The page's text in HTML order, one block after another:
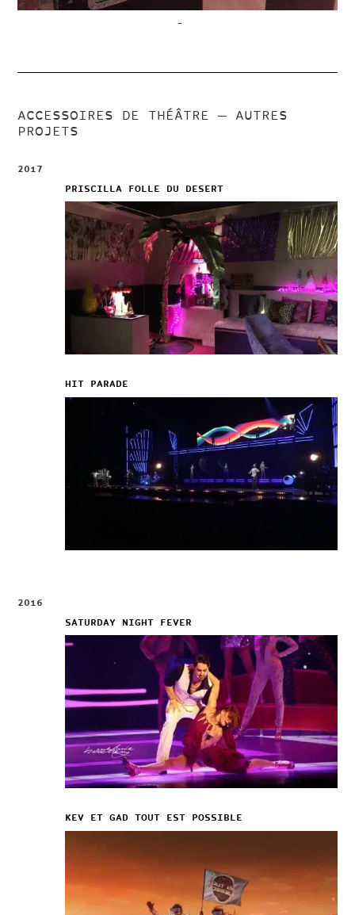
–
ACCESSOIRES DE THÉÂTRE— AUTRES
PROJETS
2017
PRISCILLA FOLLE DU DESERT
HIT PARADE
2016
SATURDAY NIGHT FEVER
KEV ET GAD TOUT EST POSSIBLE